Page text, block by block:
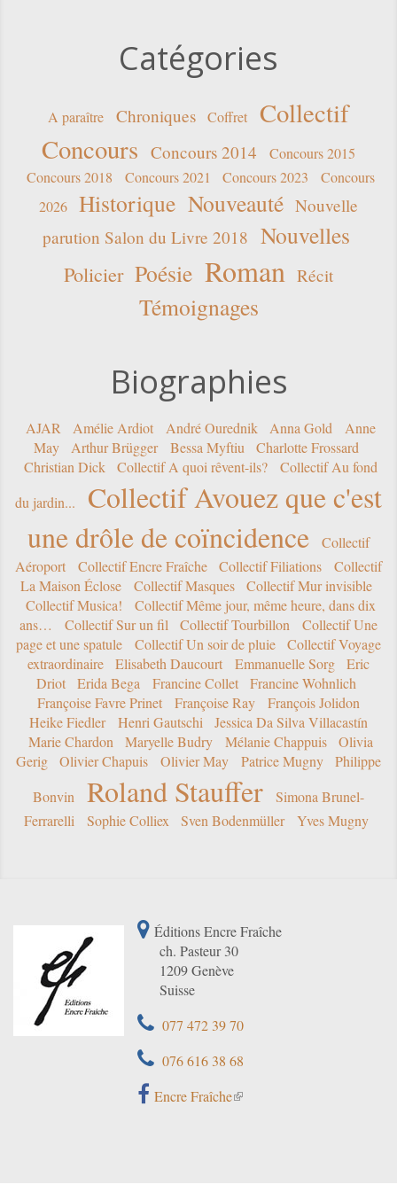
Catégories
A paraître Chroniques Coffret
Collectif
Concours Concours 2014
Concours 2015
Concours 2018
Concours 2021 Concours 2023
Concours
2026
Historique Nouveauté Nouvelle
parution Salon du Livre 2018 Nouvelles
Policier Poésie Roman Récit
Témoignages
Biographies
AJAR Amélie Ardiot André Ourednik Anna Gold
Anne
May
Arthur Brügger Bessa Myftiu
Charlotte Frossard
Christian Dick
Collectif A quoi rêvent-ils?
Collectif Au fond
du jardin...
Collectif Avouez que c'est
une drôle de coïncidence
Collectif
Aéroport
Collectif Encre Fraîche Collectif Filiations
Collectif
La Maison Éclose
Collectif Masques
Collectif Mur invisible
Collectif Musica!
Collectif Même jour, même heure, dans dix
ans…
Collectif Sur un fil Collectif Tourbillon
Collectif Une
page et une spatule
Collectif Un soir de pluie
Collectif Voyage
extraordinaire
Elisabeth Daucourt Emmanuelle Sorg
Eric
Driot
Erida Bega Francine Collet
Francine Wohnlich
Françoise Favre Prinet
Françoise Ray
François Jolidon
Heike Fiedler
Henri Gautschi
Jessica Da Silva Villacastín
Marie Chardon
Maryelle Budry Mélanie Chappuis
Olivia
Gerig
Olivier Chapuis Olivier May Patrice Mugny
Philippe
Bonvin
Roland Stauffer
Simona Brunel-
Ferrarelli
Sophie Colliex Sven Bodenmüller Yves Mugny
Éditions Encre Fraîche
ch. Pasteur 30
1209 Genève
Suisse
077 472 39 70
076 616 38 68
Encre Fraîche